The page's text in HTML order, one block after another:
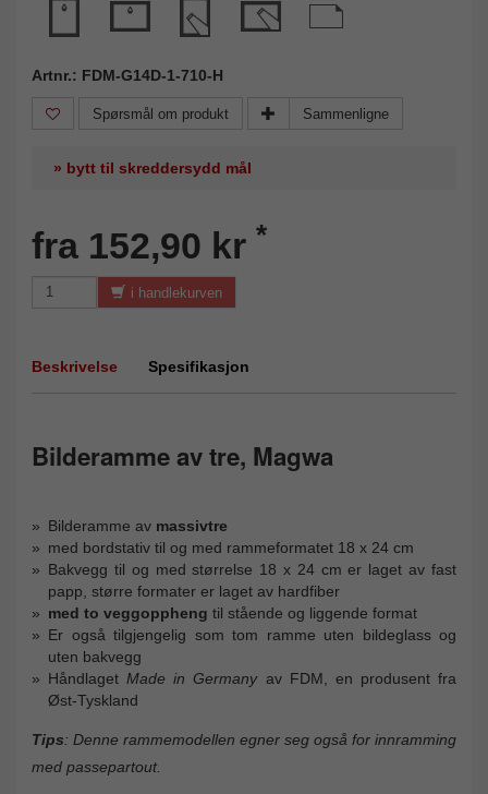
Artnr.: FDM-G14D-1-710-H
Spørsmål om produkt Sammenligne
» bytt til skreddersydd mål
fra 152,90 kr *
i handlekurven
Beskrivelse Spesifikasjon
Bilderamme av tre, Magwa
Bilderamme av massivtre
med bordstativ til og med rammeformatet 18 x 24 cm
Bakvegg til og med størrelse 18 x 24 cm er laget av fast
papp, større formater er laget av hardfiber
med to veggoppheng til stående og liggende format
Er også tilgjengelig som tom ramme uten bildeglass og
uten bakvegg
HåndlagetMade in Germanyav FDM, en produsent fra
Øst-Tyskland
Tips: Denne rammemodellen egner seg også for innramming
med passepartout.